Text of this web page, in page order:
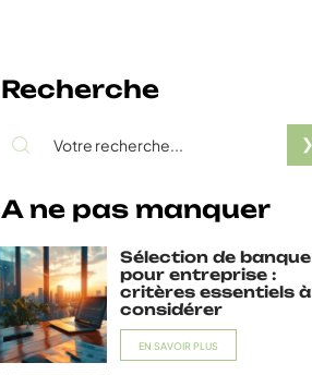
Recherche
A ne pas manquer
Sélection de banque
pour entreprise :
critères essentiels à
considérer
EN SAVOIR PLUS